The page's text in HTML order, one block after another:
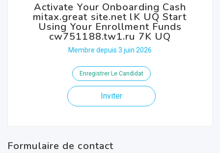
Activate Your Onboarding Cash
mitax.great site.net lK UQ Start
Using Your Enrollment Funds
cw751188.tw1.ru 7K UQ
Membre depuis 3 juin 2026
Enregistrer Le Candidat
Inviter
Formulaire de contact